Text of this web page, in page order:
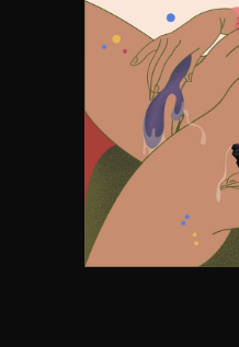
Étalez un
LELO, puis,
Thrust à
externe
guise de mise